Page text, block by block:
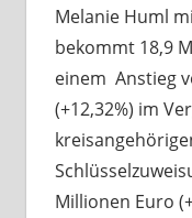
Melanie Huml
bekommt 18,9
einem Anstieg
(+12,32%) im
Millionen Euro